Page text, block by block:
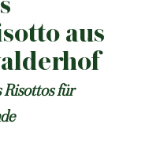
aus
Risottos für